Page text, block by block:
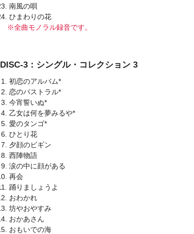
南風の唄
ひまわりの花
※全曲モノラル録音です。
DISC-3：シングル・コレクション 3
初恋のアルバム*
恋のパストラル*
今宵誓いぬ*
乙女は何を夢みるや*
愛のタンゴ*
ひとり花
夕顔のビギン
西陣物語
涙の中に顔がある
再会
踊りましょうよ
おわかれ
坊やおやすみ
おかあさん
おもいでの海